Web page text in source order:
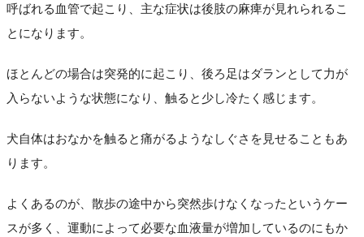
呼ばれる血管で起こり、主な症状は後肢の麻痺が見れられるこ
とになります。
ほとんどの場合は突発的に起こり、後ろ足はダランとして力が
入らないような状態になり、触ると少し冷たく感じます。
犬自体はおなかを触ると痛がるようなしぐさを見せることもあ
ります。
よくあるのが、散歩の途中から突然歩けなくなったというケー
スが多く、運動によって必要な血液量が増加しているのにもか